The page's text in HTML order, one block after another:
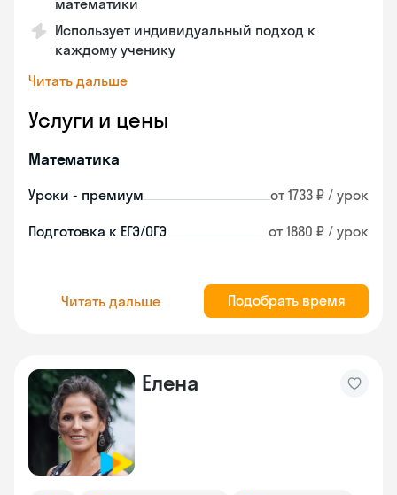
математики
Использует индивидуальный подход к
каждому ученику
Читать дальше
Услуги и цены
Математика
Уроки - премиум от 1733 ₽ / урок
Подготовка к ЕГЭ/ОГЭ от 1880 ₽ / урок
Читать дальше Подобрать время
Елена